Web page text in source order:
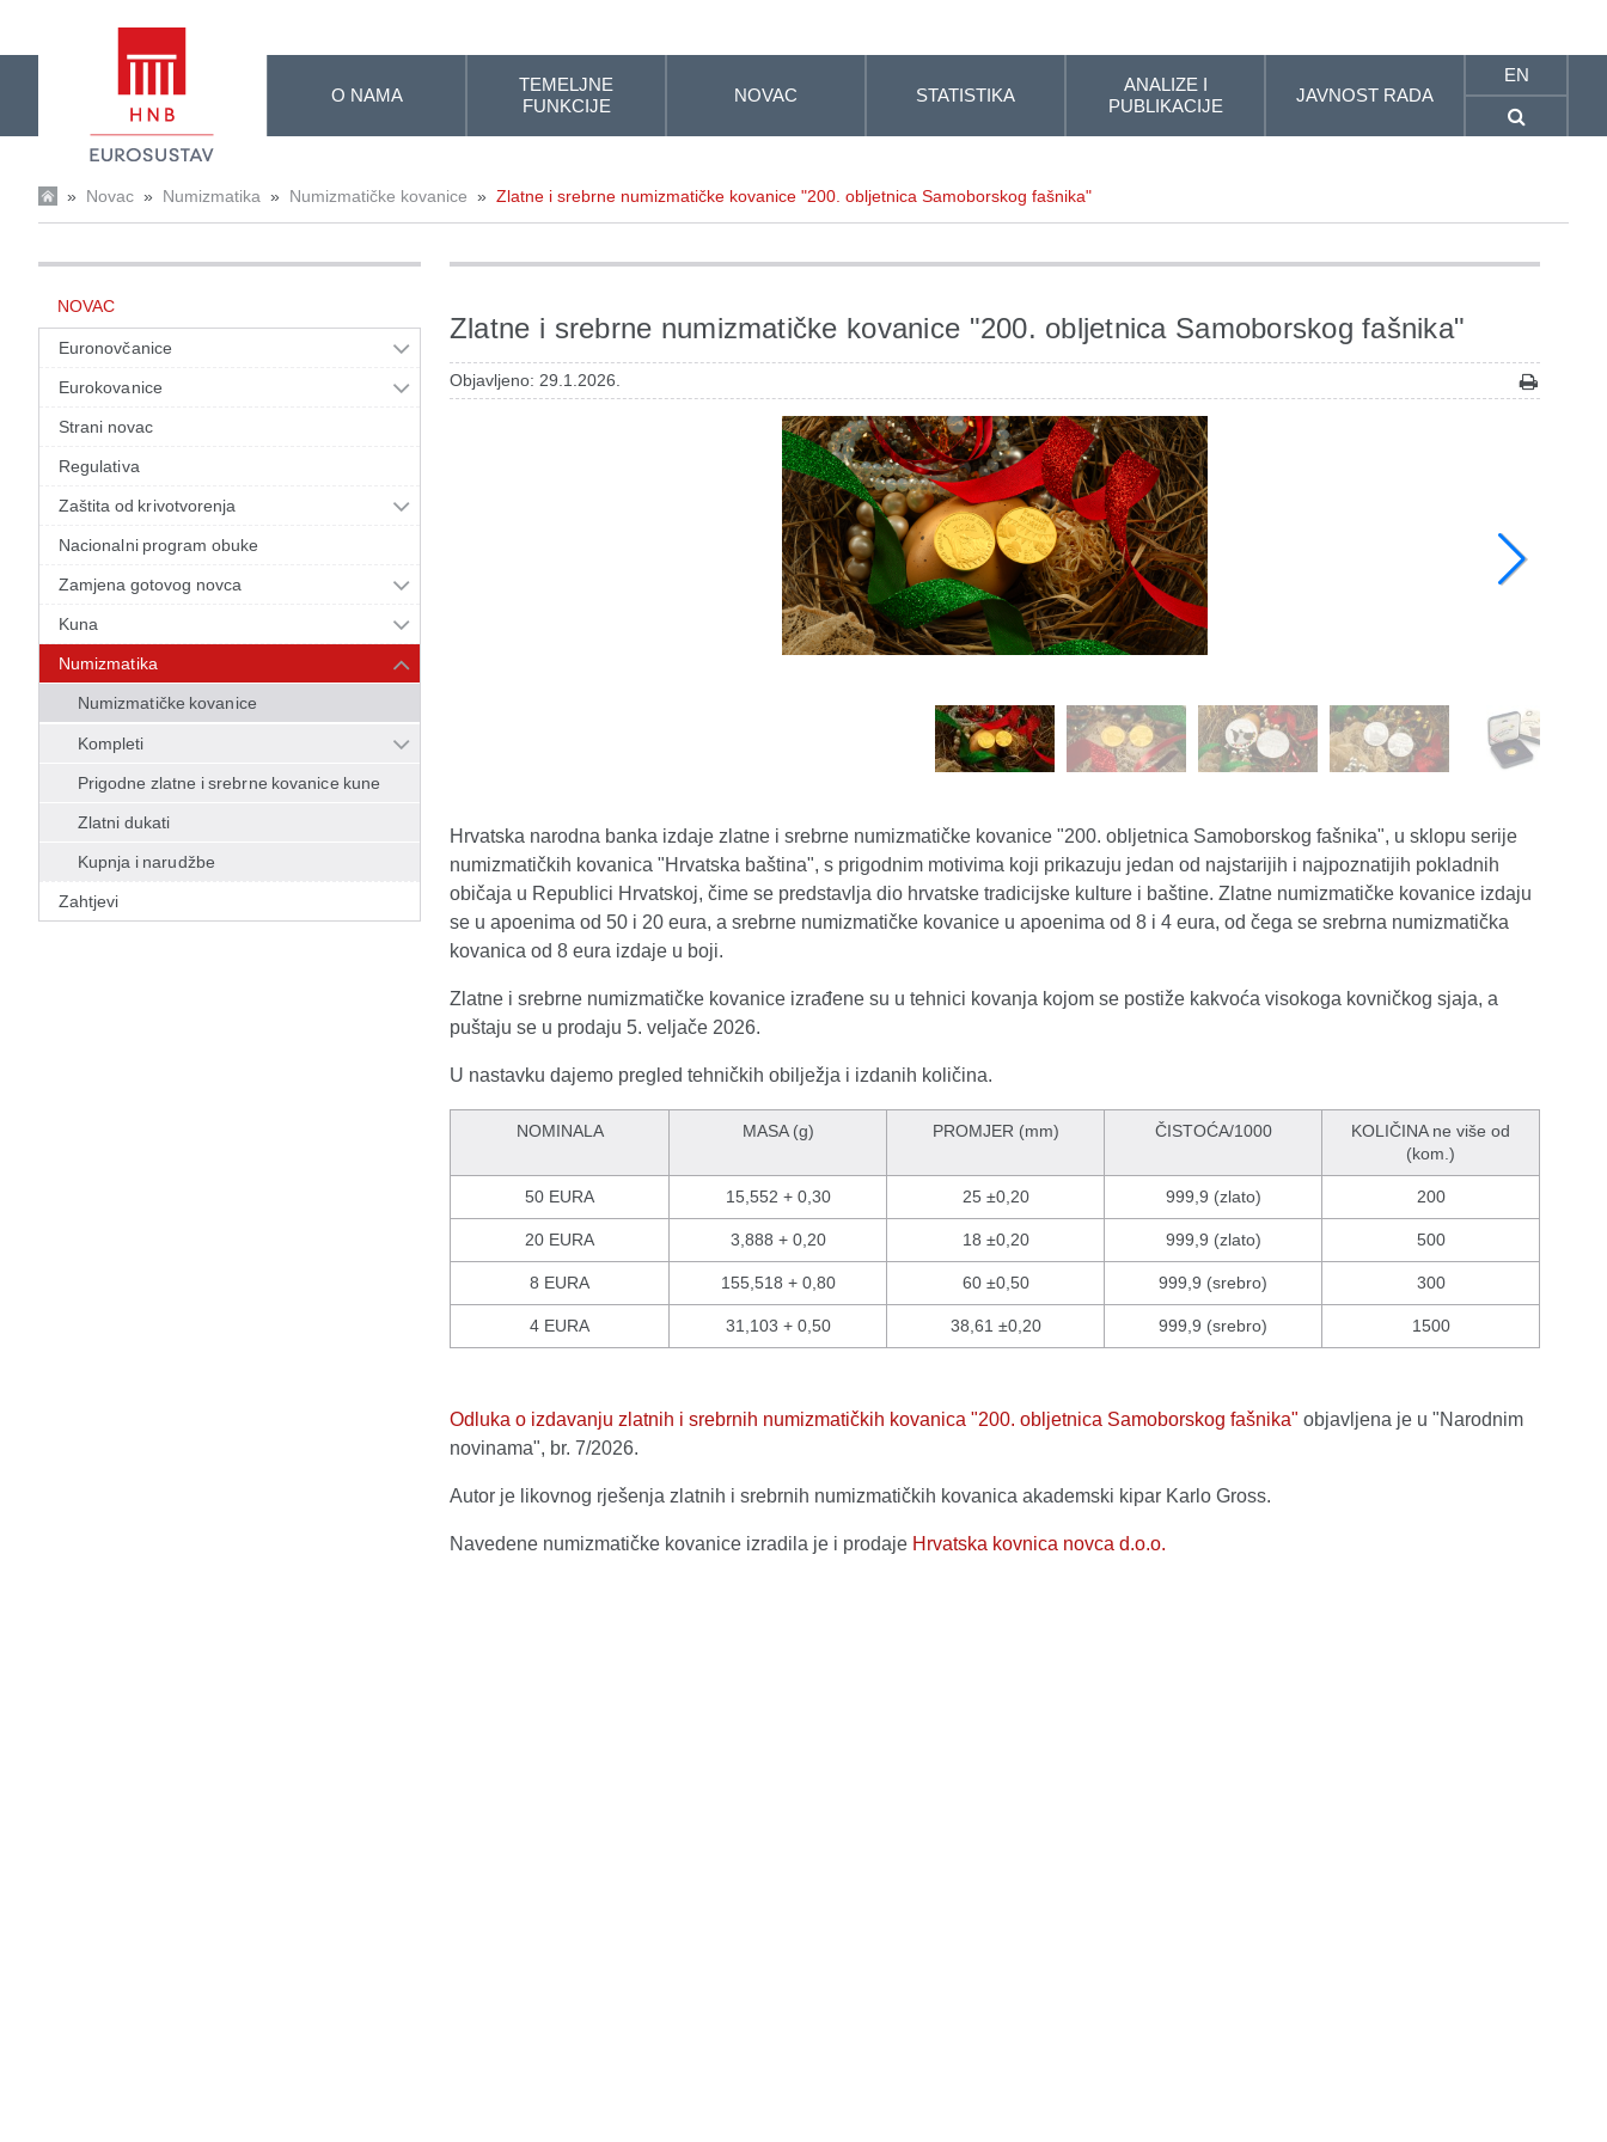
O NAMA
TEMELJNE
FUNKCIJE
NOVAC STATISTIKA
ANALIZE I
PUBLIKACIJE
JAVNOST RADA
EN
» Novac » Numizmatika » Numizmatičke kovanice » Zlatne i srebrne numizmatičke kovanice "200. obljetnica Samoborskog fašnika"
NOVAC
Euronovčanice
Eurokovanice
Strani novac
Regulativa
Zaštita od krivotvorenja
Nacionalni program obuke
Zamjena gotovog novca
Kuna
Numizmatika
Numizmatičke kovanice
Kompleti
Prigodne zlatne i srebrne kovanice kune
Zlatni dukati
Kupnja i narudžbe
Zahtjevi
Zlatne i srebrne numizmatičke kovanice "200. obljetnica Samoborskog fašnika"
Objavljeno: 29.1.2026.
Hrvatska narodna banka izdaje zlatne i srebrne numizmatičke kovanice "200. obljetnica Samoborskog fašnika", u sklopu serije
numizmatičkih kovanica "Hrvatska baština", s prigodnim motivima koji prikazuju jedan od najstarijih i najpoznatijih pokladnih
običaja u Republici Hrvatskoj, čime se predstavlja dio hrvatske tradicijske kulture i baštine. Zlatne numizmatičke kovanice izdaju
se u apoenima od 50 i 20 eura, a srebrne numizmatičke kovanice u apoenima od 8 i 4 eura, od čega se srebrna numizmatička
kovanica od 8 eura izdaje u boji.
Zlatne i srebrne numizmatičke kovanice izrađene su u tehnici kovanja kojom se postiže kakvoća visokoga kovničkog sjaja, a
puštaju se u prodaju 5. veljače 2026.
U nastavku dajemo pregled tehničkih obilježja i izdanih količina.
NOMINALA MASA (g) PROMJER (mm) ČISTOĆA/1000
KOLIČINA ne više od
(kom.)
50 EURA 15,552 + 0,30 25 ±0,20 999,9 (zlato) 200
20 EURA 3,888 + 0,20 18 ±0,20 999,9 (zlato) 500
8 EURA 155,518 + 0,80 60 ±0,50 999,9 (srebro) 300
4 EURA 31,103 + 0,50 38,61 ±0,20 999,9 (srebro) 1500
Odluka o izdavanju zlatnih i srebrnih numizmatičkih kovanica "200. obljetnica Samoborskog fašnika" objavljena je u "Narodnim
novinama", br. 7/2026.
Autor je likovnog rješenja zlatnih i srebrnih numizmatičkih kovanica akademski kipar Karlo Gross.
Navedene numizmatičke kovanice izradila je i prodaje Hrvatska kovnica novca d.o.o.